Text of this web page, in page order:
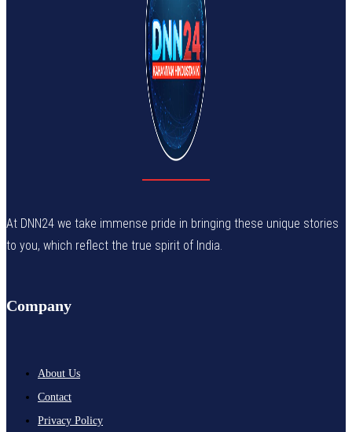
At DNN24 we take immense pride in bringing these unique stories
to you, which reflect the true spirit of India.
Company
About Us
Contact
Privacy Policy